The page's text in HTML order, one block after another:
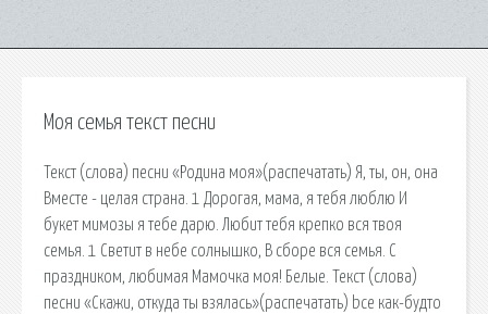
Моя семья текст песни
Текст (слова) песни «Родина моя»(распечатать) Я, ты, он, она
Вместе - целая страна. 1 Дорогая, мама, я тебя люблю И
букет мимозы я тебе дарю. Любит тебя крепко вся твоя
семья. 1 Светит в небе солнышко, В сборе вся семья. С
праздником, любимая Мамочка моя! Белые. Текст (слова)
песни «Скажи, откуда ты взялась»(распечатать) bсе как-будто